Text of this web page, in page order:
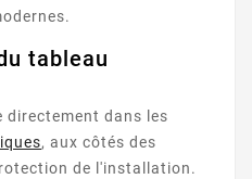
tableau
directement dans les
, aux côtés des
de l'installation.